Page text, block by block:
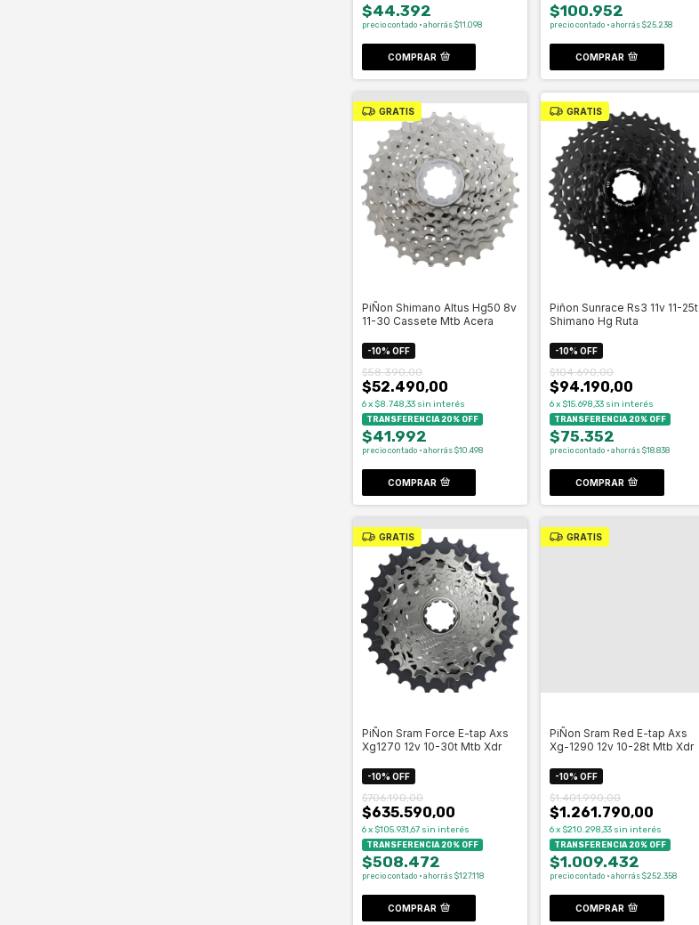
$44.392
precio contado · ahorrás $11.098
COMPRAR
$100.952
precio contado · ahorrás $25.238
COMPRAR
GRATIS
PiÑon Shimano Altus Hg50 8v
11-30 Cassete Mtb Acera
-10% OFF
$52.490,00
$58.390,00
6x $8.748,33 sin interés
TRANSFERENCIA 20% OFF
$41.992
precio contado · ahorrás $10.498
COMPRAR
GRATIS
Piñon Sunrace Rs3 11v 11-25t
Shimano Hg Ruta
-10%OFF
$94.190,00
$104.690,00
6x $15.698,33 sin interés
TRANSFERENCIA 20% OFF
$75.352
precio contado · ahorrás $18.838
COMPRAR
GRATIS
PiÑon Sram Force E-tap Axs
Xg1270 12v 10-30t Mtb Xdr
-10% OFF
$635.590,00
$706.190,00
6x $105.931,67 sin interés
TRANSFERENCIA 20% OFF
$508.472
precio contado · ahorrás $127.118
COMPRAR
GRATIS
PiÑon Sram Red E-tap Axs
Xg-1290 12v 10-28t Mtb Xdr
-10%OFF
$1.261.790,00
$1.401.990,00
6x $210.298,33 sin interés
TRANSFERENCIA 20% OFF
$1.009.432
precio contado · ahorrás $252.358
COMPRAR